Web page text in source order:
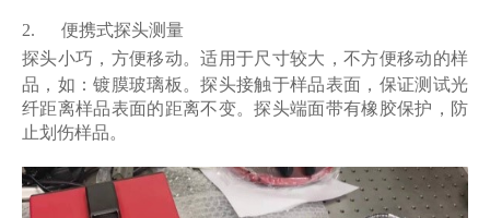
2.
便携式探头测量
探头小巧，方便移动。适用于尺寸较大，不方便移动的样
品，如：镀膜玻璃板。探头接触于样品表面，保证测试光
纤距离样品表面的距离不变。探头端面带有橡胶保护，防
止划伤样品。